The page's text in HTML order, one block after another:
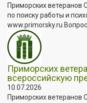
Приморских ветеранов
по поиску работы и
www.primorsky.ru
Приморских
всероссийскую
10.07.2026
Приморских ветеранов